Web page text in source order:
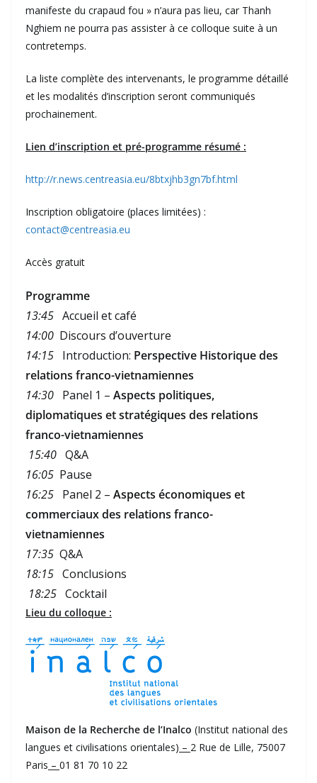
manifeste du crapaud fou » n’aura pas lieu, car Thanh
Nghiem ne pourra pas assister à ce colloque suite à un
contretemps.
La liste complète des intervenants, le programme détaillé
et les modalités d’inscription seront communiqués
prochainement.
Lien d’inscription et pré-programme résumé :
http://r.news.centreasia.eu/8btxjhb3gn7bf.html
Inscription obligatoire (places limitées) :
contact@centreasia.eu
Accès gratuit
Programme
13:45 Accueil et café
14:00 Discours d’ouverture
14:15 Introduction: Perspective Historique des
relations franco-vietnamiennes
14:30 Panel 1 – Aspects politiques,
diplomatiques et stratégiques des relations
franco-vietnamiennes
15:40 Q&A
16:05 Pause
16:25 Panel 2 – Aspects économiques et
commerciaux des relations franco-
vietnamiennes
17:35 Q&A
18:15 Conclusions
18:25 Cocktail
Lieu du colloque :
Maison de la Recherche de l’Inalco (Institut national des
langues et civilisations orientales) – 2 Rue de Lille, 75007
Paris – 01 81 70 10 22